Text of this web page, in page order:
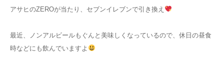
アサヒのZEROが当たり、セブンイレブンで引き換え
最近、ノンアルビールもぐんと美味しくなっているので、休日の昼食
時などにも飲んでいますよ